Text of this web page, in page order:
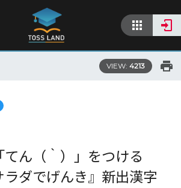
VIEW: 4213
てん（｀）」をつける
ダでげんき』新出漢字